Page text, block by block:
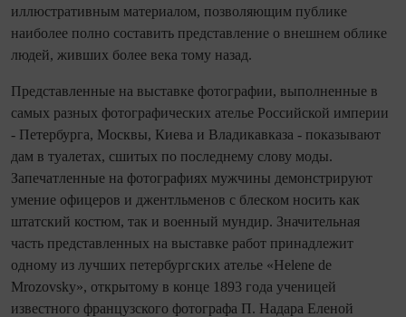
иллюстративным материалом, позволяющим публике
наиболее полно составить представление о внешнем облике
людей, живших более века тому назад.
Представленные на выставке фотографии, выполненные в
самых разных фотографических ателье Российской империи
- Петербурга, Москвы, Киева и Владикавказа - показывают
дам в туалетах, сшитых по последнему слову моды.
Запечатленные на фотографиях мужчины демонстрируют
умение офицеров и джентльменов с блеском носить как
штатский костюм, так и военный мундир. Значительная
часть представленных на выставке работ принадлежит
одному из лучших петербургских ателье «Helene de
Mrozovsky», открытому в конце 1893 года ученицей
известного французского фотографа П. Надара Еленой